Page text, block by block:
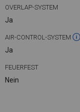
OVERLAP-SYSTEM
Ja
AIR-CONTROL-SYSTEM
Ja
FEUERFEST
Nein